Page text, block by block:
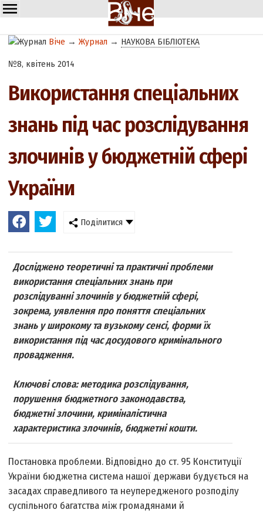
Віче →Журнал → НАУКОВА БІБЛІОТЕКА
№8, квітень 2014
Використання спеціальних
знань під час розслідування
злочинів у бюджетній сфері
України
Поділитися
Досліджено теоретичні та практичні проблеми
використання спеціальних знань при
розслідуванні злочинів у бюджетній сфері,
зокрема, уявлення про поняття спеціальних
знань у широкому та вузькому сенсі, форми їх
використання під час досудового кримінального
провадження.
Ключові слова: методика розслідування,
порушення бюджетного законодавства,
бюджетні злочини, криміналістична
характеристика злочинів, бюджетні кошти.
Постановка проблеми. Відповідно до ст. 95 Конституції
України бюджетна система нашої держави будується на
засадах справедливого та неупередженого розподілу
суспільного багатства між громадянами й